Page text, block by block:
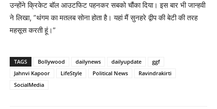
उन्होंने क्रिकेट बॉल आउटफिट पहनकर सबको चौंका दिया। इस बार भी जान्हवी
ने लिखा, ”थंगम का मतलब सोना होता है। यहां मैं सुनहरे द्वीप की बेटी की तरह
महसूस करती हूं।”
TAGS Bollywood dailynews dailyupdate
ggf
Jahnvi Kapoor
LifeStyle Political News
Ravindrakirti
SocialMedia